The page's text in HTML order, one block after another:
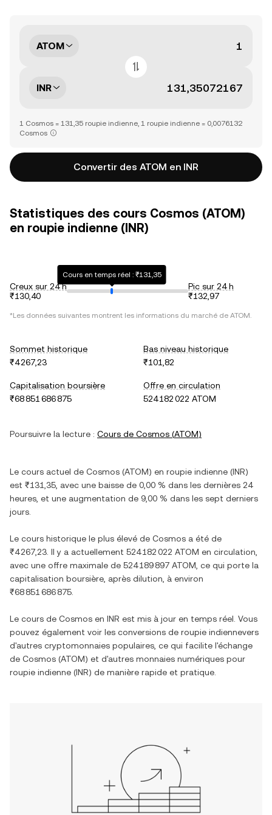
ATOM
INR
1 Cosmos = 131,35 roupie indienne, 1 roupie indienne = 0,0076132
Cosmos
Convertir des ATOM en INR
Statistiques des cours Cosmos (ATOM)
en roupie indienne (INR)
Creux sur 24 h
₹130,40
Cours en temps réel : ₹131,35
Pic sur 24 h
₹132,97
*Les données suivantes montrent les informations du marché de ATOM.
Sommet historique
₹4 267,23
Bas niveau historique
₹101,82
Capitalisation boursière
₹68 851 686 875
Offre en circulation
524 182 022 ATOM
Poursuivre la lecture : Cours de Cosmos (ATOM)
Le cours actuel de Cosmos (ATOM) en roupie indienne (INR)
est ₹131,35 , avec une baisse de 0,00 % dans les dernières 24
heures, et une augmentation de 9,00 % dans les sept derniers
jours.
Le cours historique le plus élevé de Cosmos a été de
₹4 267,23 . Il y a actuellement 524 182 022 ATOM en circulation,
avec une offre maximale de 524 189 897 ATOM , ce qui porte la
capitalisation boursière, après dilution, à environ
₹68 851 686 875
Le cours de Cosmos en INR est mis à jour en temps réel. Vous
pouvez également voir les conversions de roupie indiennevers
d'autres cryptomonnaies populaires, ce qui facilite l'échange
de Cosmos (ATOM) et d'autres monnaies numériques pour
roupie indienne (INR) de manière rapide et pratique.